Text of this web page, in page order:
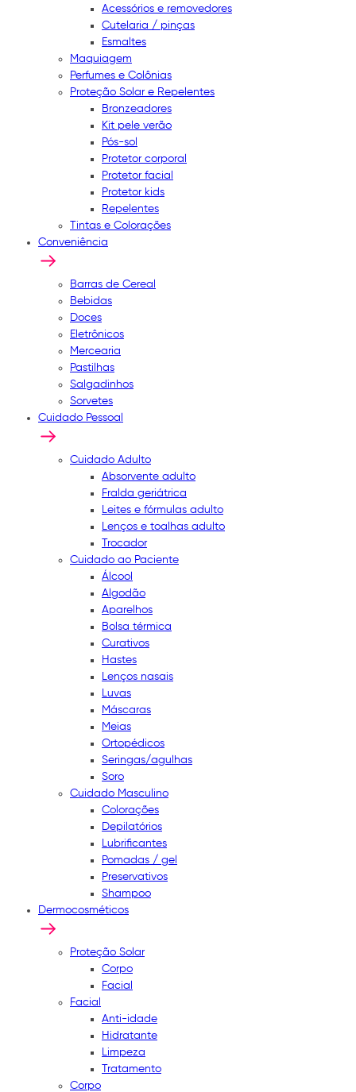
Acessórios e removedores
Cutelaria / pinças
Esmaltes
Maquiagem
Perfumes e Colônias
Proteção Solar e Repelentes
Bronzeadores
Kit pele verão
Pós-sol
Protetor corporal
Protetor facial
Protetor kids
Repelentes
Tintas e Colorações
Conveniência
Barras de Cereal
Bebidas
Doces
Eletrônicos
Mercearia
Pastilhas
Salgadinhos
Sorvetes
Cuidado Pessoal
Cuidado Adulto
Absorvente adulto
Fralda geriátrica
Leites e fórmulas adulto
Lenços e toalhas adulto
Trocador
Cuidado ao Paciente
Álcool
Algodão
Aparelhos
Bolsa térmica
Curativos
Hastes
Lenços nasais
Luvas
Máscaras
Meias
Ortopédicos
Seringas/agulhas
Soro
Cuidado Masculino
Colorações
Depilatórios
Lubrificantes
Pomadas / gel
Preservativos
Shampoo
Dermocosméticos
Proteção Solar
Corpo
Facial
Facial
Anti-idade
Hidratante
Limpeza
Tratamento
Corpo